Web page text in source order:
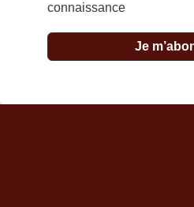
connaissance